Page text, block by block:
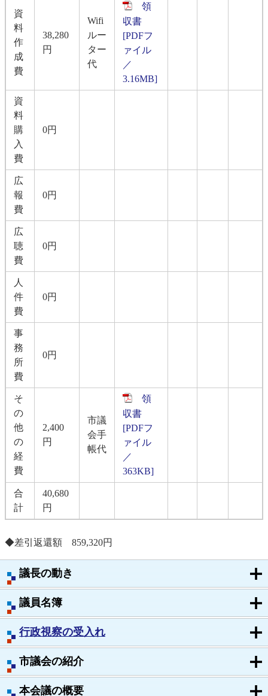
議長の動き
議員名簿
行政視察の受入れ
市議会の紹介
本会議の概要
資
料
作
成
費
38,280
円
Wifi
ルー
ター
代
領
収書
[PDFフ
ァイル
／
3.16MB]
資
料
購
入
費
0円
広
報
費
0円
広
聴
費
0円
人
件
費
0円
事
務
所
費
0円
そ
の
他
の
経
費
2,400
円
市議
会手
帳代
領
収書
[PDFフ
ァイル
／
363KB]
合
計
40,680
円
◆差引返還額 859,320円